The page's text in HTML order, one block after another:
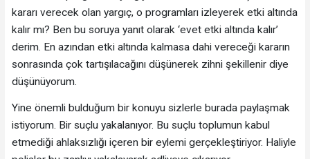
kararı verecek olan yargıç, o programları izleyerek etki altında
kalır mı? Ben bu soruya yanıt olarak ‘evet etki altında kalır’
derim. En azından etki altında kalmasa dahi vereceği kararın
sonrasında çok tartışılacağını düşünerek zihni şekillenir diye
düşünüyorum.
Yine önemli bulduğum bir konuyu sizlerle burada paylaşmak
istiyorum. Bir suçlu yakalanıyor. Bu suçlu toplumun kabul
etmediği ahlaksızlığı içeren bir eylemi gerçekleştiriyor. Haliyle